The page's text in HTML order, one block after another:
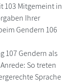
103 Mitgemeint in
Ihrer
Gendern 106
107 Gendern als
So treten
Sprache